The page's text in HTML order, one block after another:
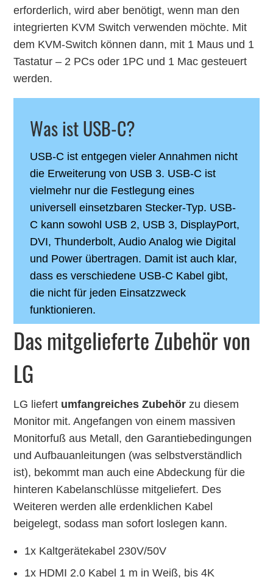
erforderlich, wird aber benötigt, wenn man den
integrierten KVM Switch verwenden möchte. Mit
dem KVM-Switch können dann, mit 1 Maus und 1
Tastatur – 2 PCs oder 1PC und 1 Mac gesteuert
werden.
Was ist USB-C?
USB-C ist entgegen vieler Annahmen nicht
die Erweiterung von USB 3. USB-C ist
vielmehr nur die Festlegung eines
universell einsetzbaren Stecker-Typ. USB-
C kann sowohl USB 2, USB 3, DisplayPort,
DVI, Thunderbolt, Audio Analog wie Digital
und Power übertragen. Damit ist auch klar,
dass es verschiedene USB-C Kabel gibt,
die nicht für jeden Einsatzzweck
funktionieren.
Das mitgelieferte Zubehör von
LG
LG liefert umfangreiches Zubehör zu diesem
Monitor mit. Angefangen von einem massiven
Monitorfuß aus Metall, den Garantiebedingungen
und Aufbauanleitungen (was selbstverständlich
ist), bekommt man auch eine Abdeckung für die
hinteren Kabelanschlüsse mitgeliefert. Des
Weiteren werden alle erdenklichen Kabel
beigelegt, sodass man sofort loslegen kann.
1x Kaltgerätekabel 230V/50V
1x HDMI 2.0 Kabel 1 m in Weiß, bis 4K